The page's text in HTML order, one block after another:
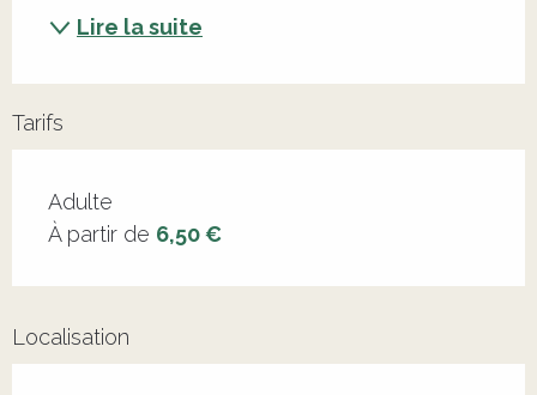
Lire la suite
Tarifs
Adulte
À partir de 6,50 €
Localisation